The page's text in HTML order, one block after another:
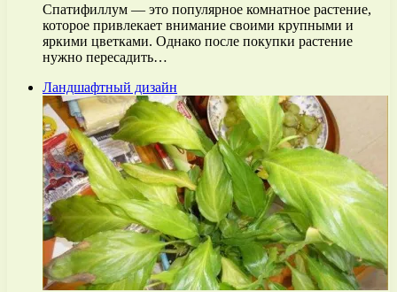
Спатифиллум — это популярное комнатное растение,
которое привлекает внимание своими крупными и
яркими цветками. Однако после покупки растение
нужно пересадить…
Ландшафтный дизайн